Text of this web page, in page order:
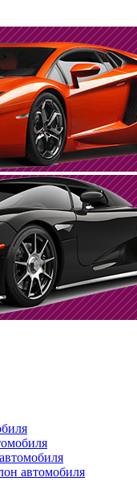
автомобиля